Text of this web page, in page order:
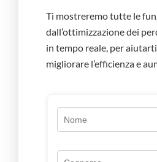
Ti mostreremo tutte le
dall’ottimizzazione dei
in tempo reale, per
migliorare l’efficienza e